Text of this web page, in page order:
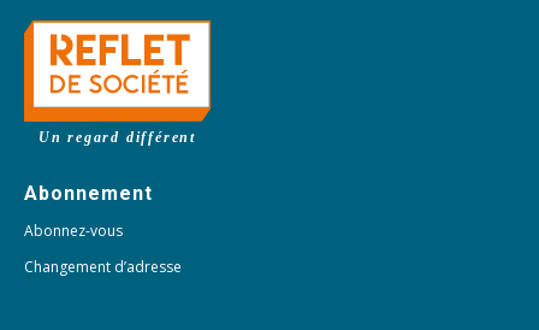
Un regard différent
Abonnement
Abonnez-vous
Changement d’adresse